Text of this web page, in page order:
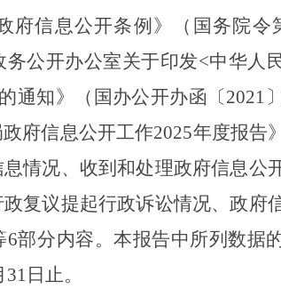
府信息公开条例》（国务院令
务公开办公室关于印发<中华人
通知》（国办公开办函〔2021
府信息公开工作2025年度报告
情况、收到和处理政府信息公
复议提起行政诉讼情况、政府
部分内容。本报告中所列数据
日止。